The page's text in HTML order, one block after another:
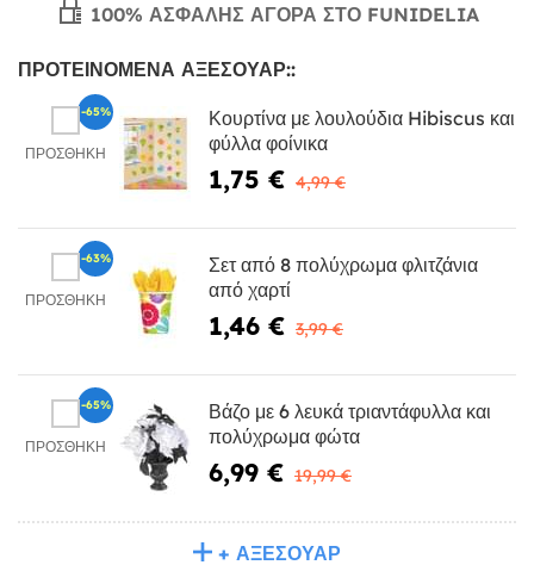
100% ΑΣΦΑΛΉΣ ΑΓΟΡΆ ΣΤΟ FUNIDELIA
ΠΡΟΤΕΙΝΌΜΕΝΑ ΑΞΕΣΟΥΆΡ::
ΠΡΟΣΘΉΚΗ
Κουρτίνα με λουλούδια Hibiscus και
φύλλα φοίνικα
1,75 € 4,99 €
-65%
ΠΡΟΣΘΉΚΗ
Σετ από 8 πολύχρωμα φλιτζάνια
από χαρτί
1,46 € 3,99 €
-63%
ΠΡΟΣΘΉΚΗ
Βάζο με 6 λευκά τριαντάφυλλα και
πολύχρωμα φώτα
6,99 € 19,99 €
-65%
+ ΑΞΕΣΟΥΆΡ